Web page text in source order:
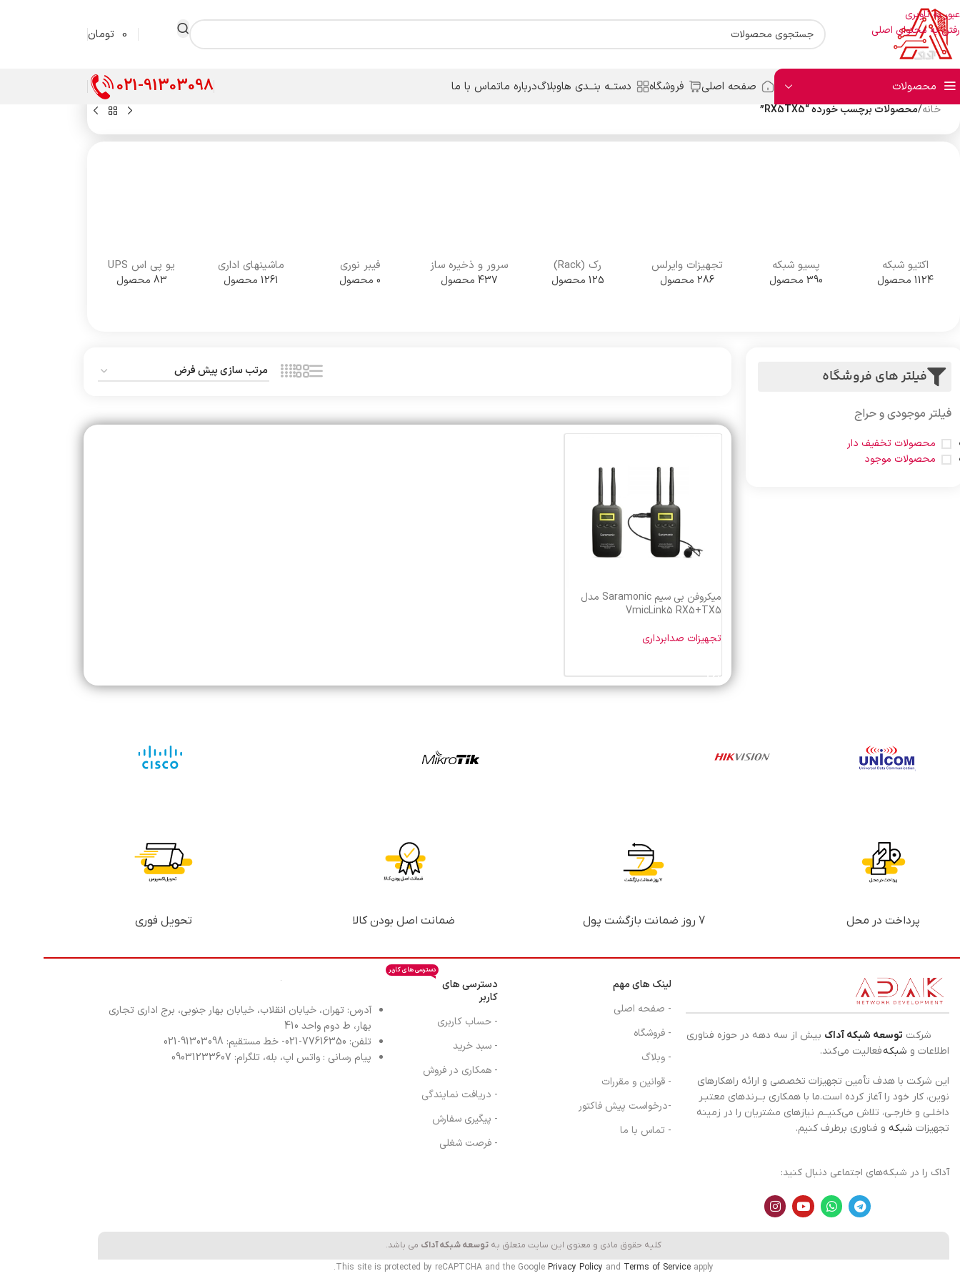
عبور به ناوبری
رفتن به محتوای اصلی
0 تومان
محصولات صفحه اصلی فروشگاه دستــه بنــدی هاوبلاگدرباره ماتماس با ما 021-91303098
خانه/محصولات برچسب خورده “RX5TX5”
اکتیو شبکه
1124 محصول
پسیو شبکه
390 محصول
تجهیزات وایرلس
286 محصول
رک (Rack)
125 محصول
سرور و ذخیره ساز
437 محصول
فیبر نوری
0 محصول
ماشینهای اداری
1261 محصول
یو پی اس UPS
83 محصول
فیلتر های فروشگاه
فیلتر موجودی و حراج
محصولات تخفیف دار
محصولات موجود
میکروفن بی‌ سیم Saramonic مدل
VmicLink5 RX5+TX5
تجهیزات صدابرداری
پرداخت در محل 7 روز ضمانت بازگشت پول ضمانت اصل بودن کالا تحویل فوری
شرکت توسعه شبکه آداک بیش از سه دهه در حوزه فناوری
اطلاعات و شبکهفعالیت می‌کند.
این شرکت با هدف تأمین تجهیزات تخصصی و ارائه راهکارهای
نوین، کار خود را آغاز کرده است.ما با همکاری بــرندهای معتبـر
داخلـی و خارجـی، تلاش می‌کنیــم نیازهای مشتریان را در زمینه
تجهیزات شبکه و فناوری برطرف کنیم.
آداک را در شبکه‌های اجتماعی دنبال کنید:
لینک های مهم
- صفحه اصلی
- فروشگاه
- وبلاگ
- قوانین و مقررات
-درخواست پیش فاکتور
- تماس با ما
دسترسی های
کاربر
دسترسی های کاربر
- حساب کاربری
- سبد خرید
- همکاری در فروش
- دریافت نمایندگی
- پیگیری سفارش
- فرصت شغلی
آدرس: تهران، خیابان انقلاب، خیابان بهار جنوبی، برج اداری تجاری
بهار، ط دوم واحد 410
تلفن: 77616350-021- خط مستقیم: 91303098-021
پیام رسانی : واتس اپ، بله، تلگرام: 09031233607
کلیه حقوق مادی و معنوی این سایت متعلق به توسعه شبکه آداک می باشد.
This site is protected by reCAPTCHA and the Google Privacy Policy and Terms of Service apply.